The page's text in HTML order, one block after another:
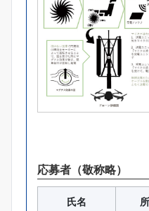
応募者（敬称略）
氏名